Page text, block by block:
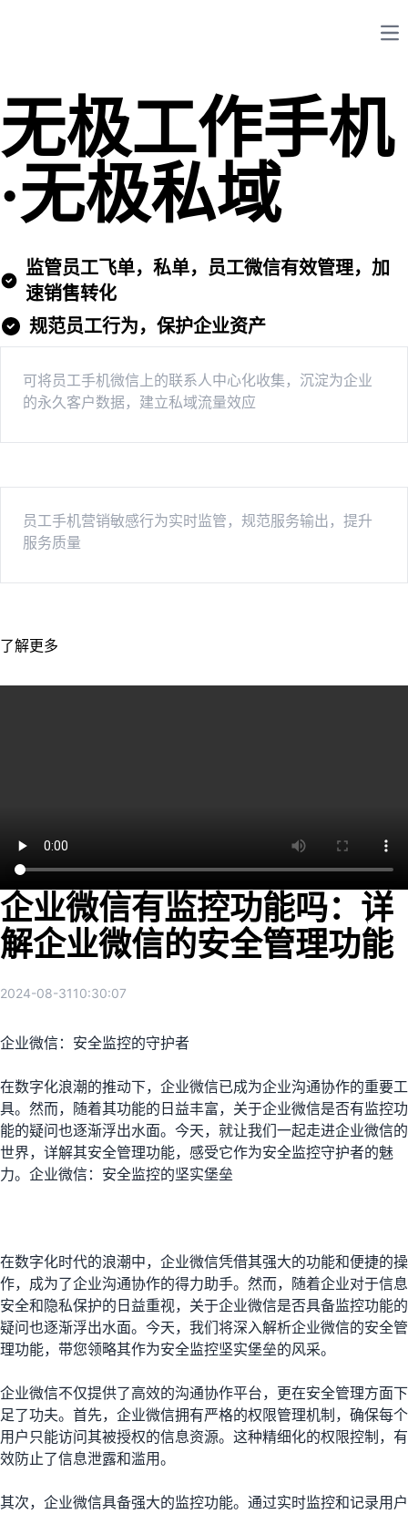
无极工作手机
·无极私域
监管员工飞单，私单，员工微信有效管理，加
速销售转化
规范员工行为，保护企业资产
可将员工手机微信上的联系人中心化收集，沉淀为企业
的永久客户数据，建立私域流量效应
员工手机营销敏感行为实时监管，规范服务输出，提升
服务质量
了解更多
企业微信有监控功能吗：详
解企业微信的安全管理功能
2024-08-3110:30:07
企业微信：安全监控的守护者
在数字化浪潮的推动下，企业微信已成为企业沟通协作的重要工
具。然而，随着其功能的日益丰富，关于企业微信是否有监控功
能的疑问也逐渐浮出水面。今天，就让我们一起走进企业微信的
世界，详解其安全管理功能，感受它作为安全监控守护者的魅
力。企业微信：安全监控的坚实堡垒
在数字化时代的浪潮中，企业微信凭借其强大的功能和便捷的操
作，成为了企业沟通协作的得力助手。然而，随着企业对于信息
安全和隐私保护的日益重视，关于企业微信是否具备监控功能的
疑问也逐渐浮出水面。今天，我们将深入解析企业微信的安全管
理功能，带您领略其作为安全监控坚实堡垒的风采。
企业微信不仅提供了高效的沟通协作平台，更在安全管理方面下
足了功夫。首先，企业微信拥有严格的权限管理机制，确保每个
用户只能访问其被授权的信息资源。这种精细化的权限控制，有
效防止了信息泄露和滥用。
其次，企业微信具备强大的监控功能。通过实时监控和记录用户